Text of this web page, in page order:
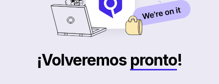
¡Volveremos pronto!